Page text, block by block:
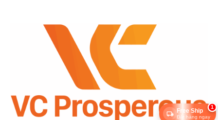
1
Free Ship
Đặt hàng ngay